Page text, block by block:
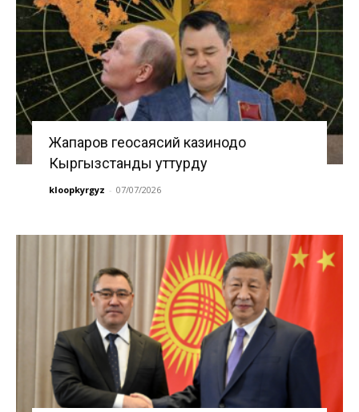
Жапаров геосаясий казинодо
Кыргызстанды уттурду
kloopkyrgyz - 07/07/2026